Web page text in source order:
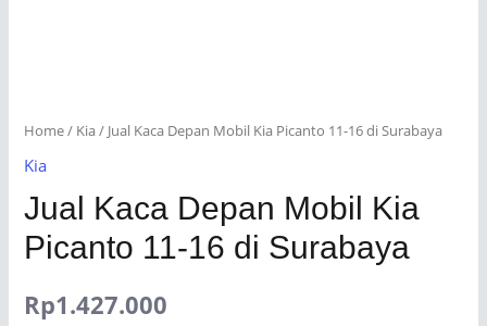
Home/ Kia/ Jual Kaca Depan Mobil Kia Picanto 11-16 di Surabaya
Kia
Jual Kaca Depan Mobil Kia
Picanto 11-16 di Surabaya
Rp1.427.000